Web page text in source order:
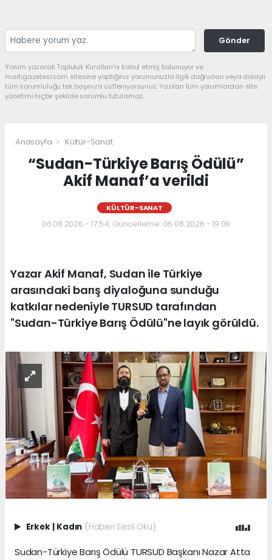
Gönder
Yorum yazarak Topluluk Kuralları’nı kabul etmiş bulunuyor ve
martigazetesi.com sitesine yaptığınız yorumunuzla ilgili doğrudan veya dolaylı
tüm sorumluluğu tek başınıza üstleniyorsunuz. Yazılan tüm yorumlardan site
yönetimi hiçbir şekilde sorumlu tutulamaz.
Anasayfa Kültür-Sanat
“Sudan-Türkiye Barış Ödülü”
Akif Manaf’a verildi
KÜLTÜR-SANAT
06.08.2026 - 17:54, Güncelleme: 06.08.2026 - 19:09
Yazar Akif Manaf, Sudan ile Türkiye
arasındaki barış diyaloğuna sunduğu
katkılar nedeniyle TURSUD tarafından
"Sudan-Türkiye Barış Ödülü"ne layık görüldü.
Erkek | Kadın (Haberi Sesli Oku)
Sudan-Türkiye Barış Ödülü TURSUD Başkanı Nazar Atta